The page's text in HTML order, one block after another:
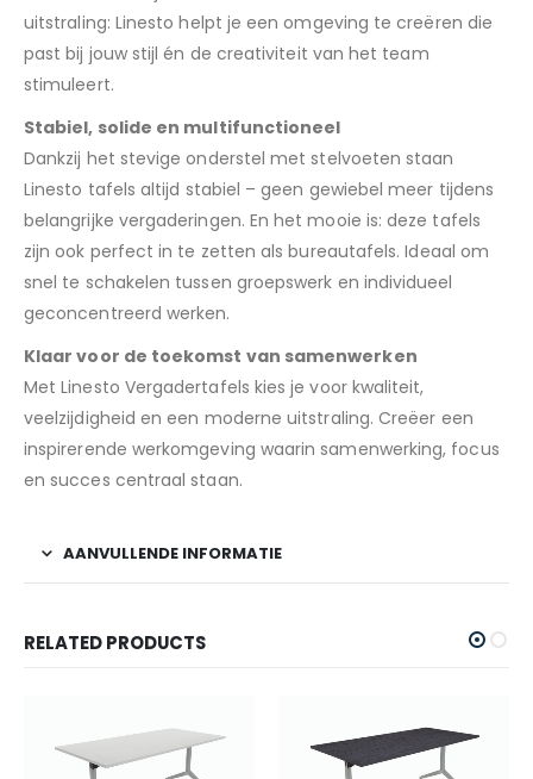
uitstraling: Linesto helpt je een omgeving te creëren die
past bij jouw stijl én de creativiteit van het team
stimuleert.
Stabiel, solide en multifunctioneel
Dankzij het stevige onderstel met stelvoeten staan
Linesto tafels altijd stabiel – geen gewiebel meer tijdens
belangrijke vergaderingen. En het mooie is: deze tafels
zijn ook perfect in te zetten als bureautafels. Ideaal om
snel te schakelen tussen groepswerk en individueel
geconcentreerd werken.
Klaar voor de toekomst van samenwerken
Met Linesto Vergadertafels kies je voor kwaliteit,
veelzijdigheid en een moderne uitstraling. Creëer een
inspirerende werkomgeving waarin samenwerking, focus
en succes centraal staan.
AANVULLENDE INFORMATIE
RELATED PRODUCTS